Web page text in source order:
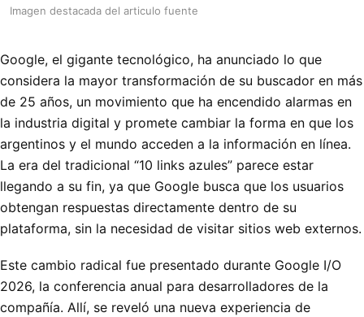
Imagen destacada del articulo fuente
Google, el gigante tecnológico, ha anunciado lo que
considera la mayor transformación de su buscador en más
de 25 años, un movimiento que ha encendido alarmas en
la industria digital y promete cambiar la forma en que los
argentinos y el mundo acceden a la información en línea.
La era del tradicional “10 links azules” parece estar
llegando a su fin, ya que Google busca que los usuarios
obtengan respuestas directamente dentro de su
plataforma, sin la necesidad de visitar sitios web externos.
Este cambio radical fue presentado durante Google I/O
2026, la conferencia anual para desarrolladores de la
compañía. Allí, se reveló una nueva experiencia de